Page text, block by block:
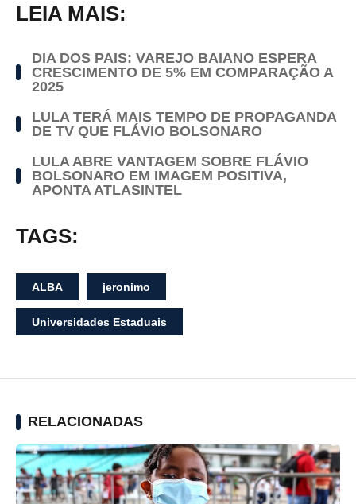
LEIA MAIS:
DIA DOS PAIS: VAREJO BAIANO ESPERA
CRESCIMENTO DE 5% EM COMPARAÇÃO A
2025
LULA TERÁ MAIS TEMPO DE PROPAGANDA
DE TV QUE FLÁVIO BOLSONARO
LULA ABRE VANTAGEM SOBRE FLÁVIO
BOLSONARO EM IMAGEM POSITIVA,
APONTA ATLASINTEL
TAGS:
ALBA jeronimo
Universidades Estaduais
RELACIONADAS